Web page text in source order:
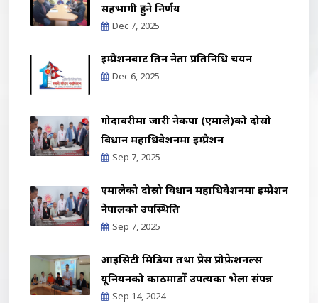
सहभागी हुने निर्णय
Dec 7, 2025
इम्प्रेशनबाट तिन नेता प्रतिनिधि चयन
Dec 6, 2025
गोदावरीमा जारी नेकपा (एमाले)को दोस्रो
विधान महाधिवेशनमा इम्प्रेशन
Sep 7, 2025
एमालेको दोस्रो विधान महाधिवेशनमा इम्प्रेशन
नेपालको उपस्थिति
Sep 7, 2025
आइसिटी मिडिया तथा प्रेस प्रोफ़ेशनल्स
यूनियनको काठमाडौं उपत्यका भेला संपन्न
Sep 14, 2024